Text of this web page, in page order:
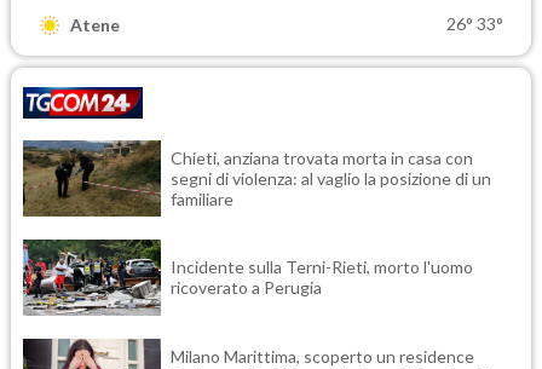
Atene 26° 33°
Chieti, anziana trovata morta in casa con
segni di violenza: al vaglio la posizione di un
familiare
Incidente sulla Terni-Rieti, morto l'uomo
ricoverato a Perugia
Milano Marittima, scoperto un residence